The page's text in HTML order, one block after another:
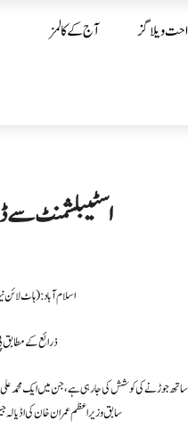
آج کے کالمز ویلاگز
اسٹیبلشمنٹ سے
اسلام آباد: (ہاٹ
ذرائع کے مطابق
مفاہمت کو 3 حالیہ ڈویلپمنٹس کے ساتھ جوڑنے کی کوشش کی جا
سابق وزیر اعظم عمران خان کی اڈیالہ